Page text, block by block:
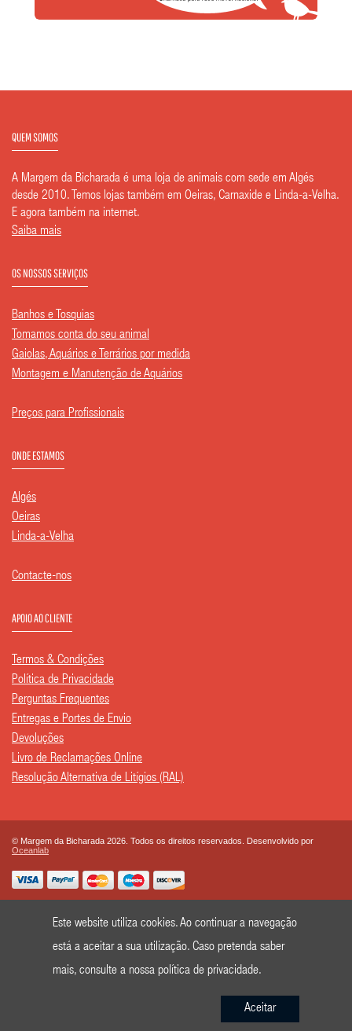
QUEM SOMOS
A Margem da Bicharada é uma loja de animais com sede em Algés
desde 2010. Temos lojas também em Oeiras, Carnaxide e Linda-a-Velha.
E agora também na internet.
Saiba mais
OS NOSSOS SERVIÇOS
Banhos e Tosquias
Tomamos conta do seu animal
Gaiolas, Aquários e Terrários por medida
Montagem e Manutenção de Aquários
Preços para Profissionais
ONDE ESTAMOS
Algés
Oeiras
Linda-a-Velha
Contacte-nos
APOIO AO CLIENTE
Termos & Condições
Política de Privacidade
Perguntas Frequentes
Entregas e Portes de Envio
Devoluções
Livro de Reclamações Online
Resolução Alternativa de Litígios (RAL)
© Margem da Bicharada 2026. Todos os direitos reservados. Desenvolvido por
Oceanlab
Este website utiliza cookies. Ao continuar a navegação
está a aceitar a sua utilização. Caso pretenda saber
mais, consulte a nossapolítica de privacidade.
Aceitar